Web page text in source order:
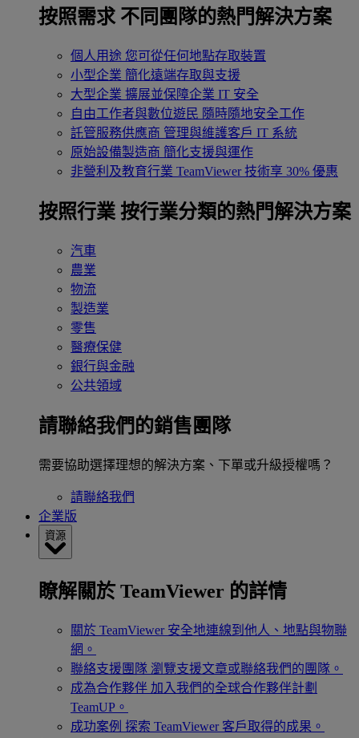
按照需求 不同團隊的熱門解決方案
個人用途 您可從任何地點存取裝置
小型企業 簡化遠端存取與支援
大型企業 擴展並保障企業 IT 安全
自由工作者與數位遊民 隨時隨地安全工作
託管服務供應商 管理與維護客戶 IT 系統
原始設備製造商 簡化支援與運作
非營利及教育行業 TeamViewer 技術享 30% 優惠
按照行業 按行業分類的熱門解決方案
汽車
農業
物流
製造業
零售
醫療保健
銀行與金融
公共領域
請聯絡我們的銷售團隊
需要協助選擇理想的解決方案、下單或升級授權嗎？
請聯絡我們
企業版
資源
瞭解關於 TeamViewer 的詳情
關於 TeamViewer 安全地連線到他人、地點與物聯
網。
聯絡支援團隊 瀏覽支援文章或聯絡我們的團隊。
成為合作夥伴 加入我們的全球合作夥伴計劃
TeamUP。
成功案例 探索 TeamViewer 客戶取得的成果。